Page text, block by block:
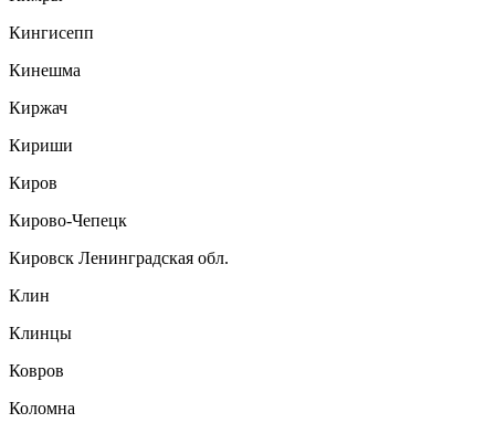
Кингисепп
Кинешма
Киржач
Кириши
Киров
Кирово-Чепецк
Кировск Ленинградская обл.
Клин
Клинцы
Ковров
Коломна